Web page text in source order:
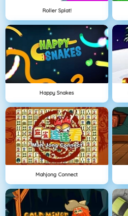
Roller Splat!
Happy Snakes
Mahjong Connect